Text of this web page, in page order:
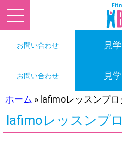
お問い合わせ 見学
お問い合わせ 見学
ホーム » lafimoレッスンプ
lafimoレッスンプ